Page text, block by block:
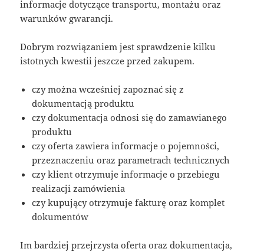
informacje dotyczące transportu, montażu oraz
warunków gwarancji.
Dobrym rozwiązaniem jest sprawdzenie kilku
istotnych kwestii jeszcze przed zakupem.
czy można wcześniej zapoznać się z
dokumentacją produktu
czy dokumentacja odnosi się do zamawianego
produktu
czy oferta zawiera informacje o pojemności,
przeznaczeniu oraz parametrach technicznych
czy klient otrzymuje informacje o przebiegu
realizacji zamówienia
czy kupujący otrzymuje fakturę oraz komplet
dokumentów
Im bardziej przejrzysta oferta oraz dokumentacja,